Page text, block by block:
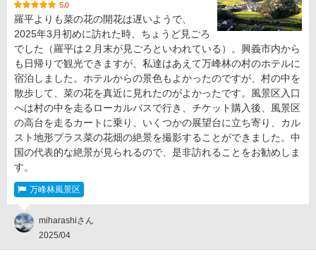
5.0
羅平よりも菜の花の開花は遅いようで、
2025年3月初めに訪れた時、ちょうど見ごろ
でした（羅平は２月末が見ごろといわれている）。興義市内から
も日帰りで観光できますが、私達はあえて万峰林の村のホテルに
宿泊しました。ホテルからの景色もよかったのですが、村の中を
散歩して、菜の花を真近に見れたのがよかったです。風景区入口
へは村の中を走るローカルバスで行き、チケット購入後、風景区
の高台を走るカートに乗り、いくつかの展望台に立ち寄り、カル
スト地形プラス菜の花畑の絶景を撮影することができました。中
国の代表的な絶景が見られるので、是非訪れることをお勧めしま
す。
万峰林風景区
miharashiさん
2025/04